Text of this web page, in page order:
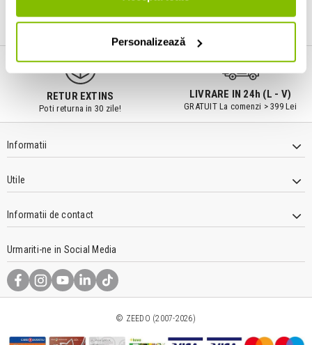
Personalizează
RETUR EXTINS
Poti returna in 30 zile!
LIVRARE IN 24h (L - V)
GRATUIT La comenzi > 399 Lei
Informatii
Utile
Informatii de contact
Urmariti-ne in Social Media
© ZEEDO (2007-2026)